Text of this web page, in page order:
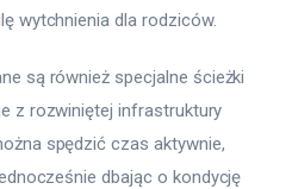
wytchnienia dla rodziców.
są również specjalne ścieżki
z rozwiniętej infrastruktury
spędzić czas aktywnie,
dbając o kondycję